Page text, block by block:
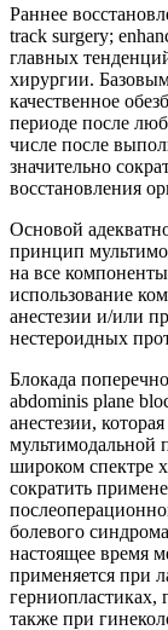
Раннее
track surgery;
главных
хирургии.
качественное
периоде после
числе после
значительно
восстановления
Основой
принцип
на все
использование
анестезии и/или
нестероидных
Блокада
abdominis plane
анестезии,
мультимодальной
широком спектре
сократить
болевого
настоящее время
применяется при
герниопластиках,
также при